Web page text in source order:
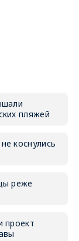
пляжей
коснулись
реже
проект